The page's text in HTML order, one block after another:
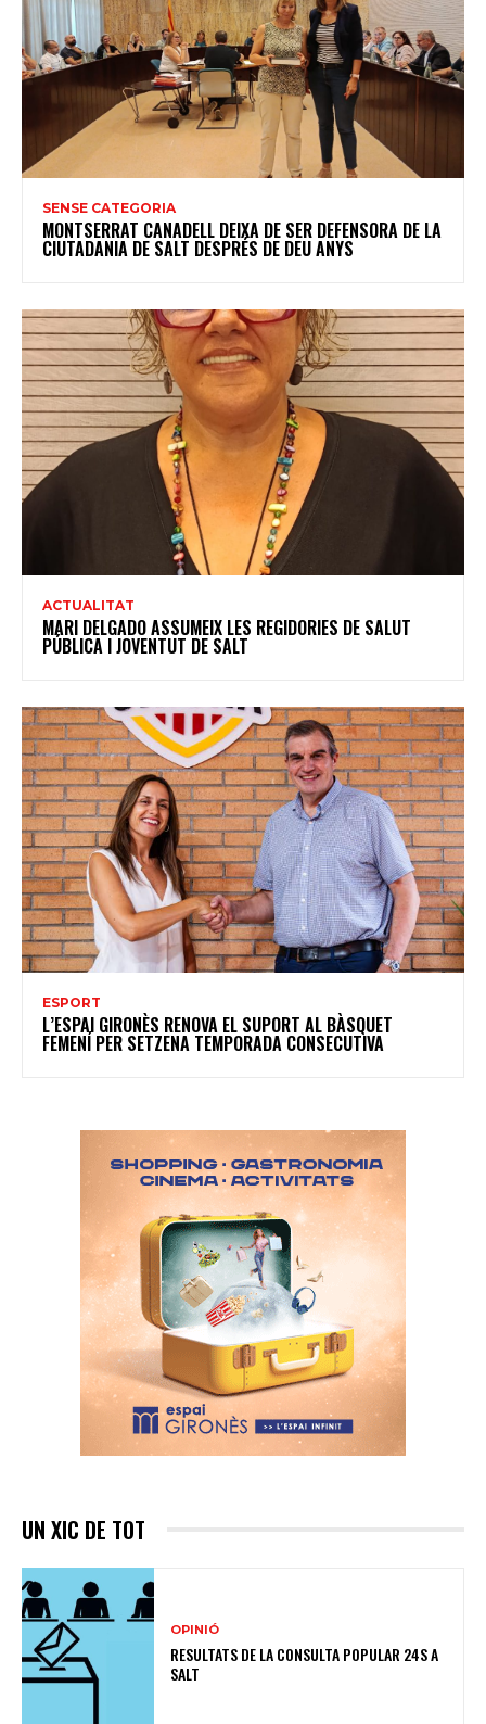
SENSE CATEGORIA
MONTSERRAT CANADELL DEIXA DE SER DEFENSORA DE LA
CIUTADANIA DE SALT DESPRÉS DE DEU ANYS
ACTUALITAT
MARI DELGADO ASSUMEIX LES REGIDORIES DE SALUT
PÚBLICA I JOVENTUT DE SALT
ESPORT
L’ESPAI GIRONÈS RENOVA EL SUPORT AL BÀSQUET
FEMENÍ PER SETZENA TEMPORADA CONSECUTIVA
UN XIC DE TOT
OPINIÓ
RESULTATS DE LA CONSULTA POPULAR 24S A
SALT